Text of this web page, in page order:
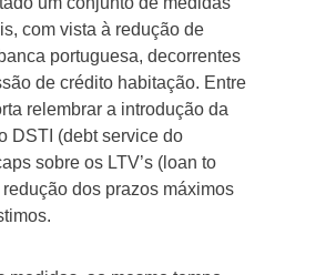
com vista à redução de
portuguesa, decorrentes
de crédito habitação. Entre
relembrar a introdução da
DSTI (debt service do
sobre os LTV’s (loan to
dos prazos máximos